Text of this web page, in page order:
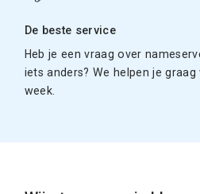
De beste service
Heb je een vraag over
iets anders? We helpen je
week.